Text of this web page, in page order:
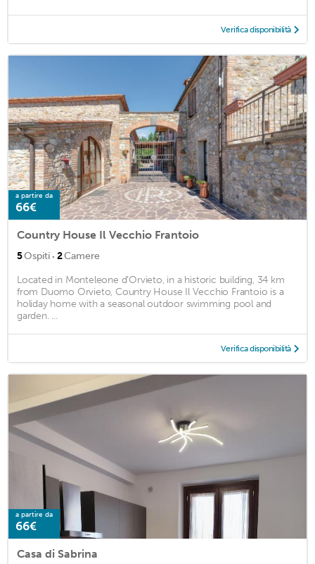
Verifica disponibilità
a partire da
66€
Country House Il Vecchio Frantoio
5Ospiti · 2Camere
Located in Monteleone dʼOrvieto, in a historic building, 34 km
from Duomo Orvieto, Country House Il Vecchio Frantoio is a
holiday home with a seasonal outdoor swimming pool and
garden. ...
Verifica disponibilità
a partire da
66€
Casa di Sabrina